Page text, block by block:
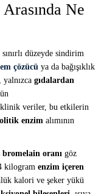
Ne
sınırlı düzeyde sindirim
çözücü ya da bağışıklık
gıdalardan
klinik veriler, bu etkilerin
enzim alımının
bromelain oranı göz
kilogram enzim içeren
kalori ve şeker yükü